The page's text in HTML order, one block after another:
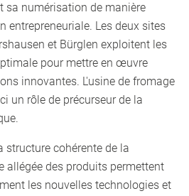
sa numérisation de manière
entrepreneuriale. Les deux sites
et Bürglen exploitent les
pour mettre en œuvre
innovantes. L'usine de fromage
un rôle de précurseur de la
structure cohérente de la
allégée des produits permettent
les nouvelles technologies et